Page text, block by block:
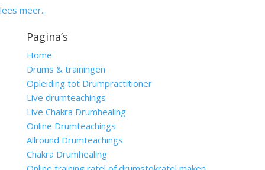
lees meer...
Pagina’s
Home
Drums & trainingen
Opleiding tot Drumpractitioner
Live drumteachings
Live Chakra Drumhealing
Online Drumteachings
Allround Drumteachings
Chakra Drumhealing